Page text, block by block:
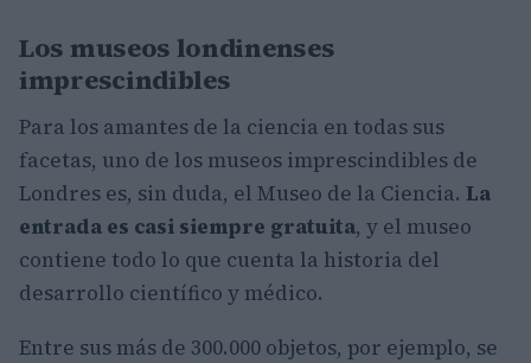
Los museos londinenses
imprescindibles
Para los amantes de la ciencia en todas sus
facetas, uno de los museos imprescindibles de
Londres es, sin duda, el Museo de la Ciencia. La
entrada es casi siempre gratuita, y el museo
contiene todo lo que cuenta la historia del
desarrollo científico y médico.
Entre sus más de 300.000 objetos, por ejemplo, se